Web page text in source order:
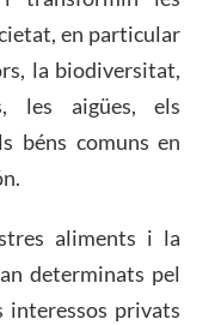
en particular
la biodiversitat,
les aigües, els
béns comuns en
aliments i la
determinats pel
interessos privats